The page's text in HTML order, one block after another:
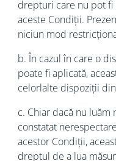
drepturi care nu pot
aceste Condiții.
niciun mod
b. În cazul în care o
poate fi aplicată,
celorlalte dispoziții
c. Chiar dacă nu
constatat
acestor Condiții,
dreptul de a lua